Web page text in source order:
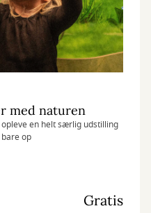
med naturen
en helt særlig udstilling
op
Gratis